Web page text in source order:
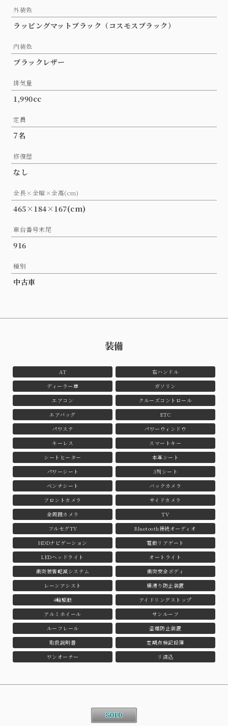
外装色
ラッピングマットブラック（コスモスブラック）
内装色
ブラックレザー
排気量
1,990cc
定員
7名
修復歴
なし
全長×全幅×全高(cm)
465×184×167(cm)
車台番号末尾
916
種別
中古車
装備
AT
右ハンドル
ディーラー車
ガソリン
エアコン
クルーズコントロール
エアバッグ
ETC
パワステ
パワーウィンドウ
キーレス
スマートキー
シートヒーター
本革シート
パワーシート
3列シート
ベンチシート
バックカメラ
フロントカメラ
サイドカメラ
全周囲カメラ
TV
フルセグTV
Bluetooth接続オーディオ
HDDナビゲーション
電動リアゲート
LEDヘッドライト
オートライト
衝突被害軽減システム
衝突安全ボディ
レーンアシスト
横滑り防止装置
4輪駆動
アイドリングストップ
アルミホイール
サンルーフ
ルーフレール
盗難防止装置
取扱説明書
定期点検記録簿
ワンオーナー
リ済込